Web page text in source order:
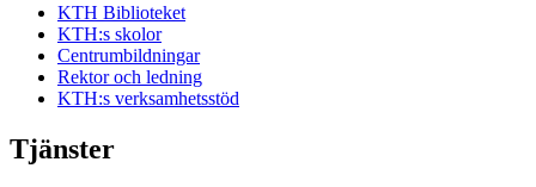
KTH Biblioteket
KTH:s skolor
Centrumbildningar
Rektor och ledning
KTH:s verksamhetsstöd
Tjänster